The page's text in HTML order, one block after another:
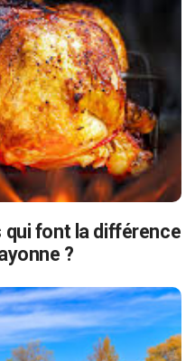
font la différence
?